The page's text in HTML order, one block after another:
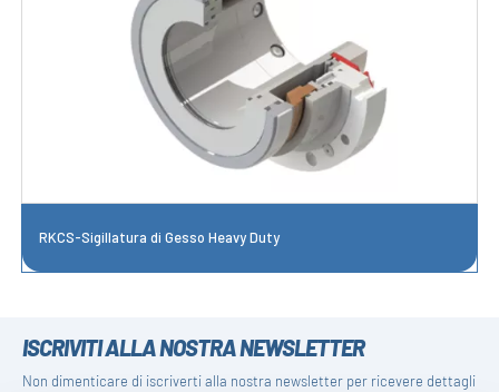
RKCS-Sigillatura di Gesso Heavy Duty
ISCRIVITI ALLA NOSTRA NEWSLETTER
Non dimenticare di iscriverti alla nostra newsletter per ricevere dettagli